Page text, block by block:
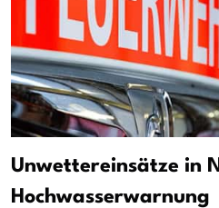
Unwettereinsätze in
Hochwasserwarnung